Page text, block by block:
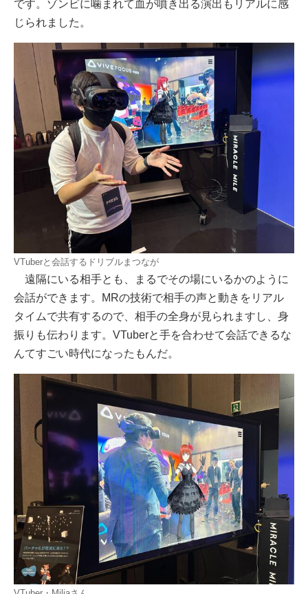
です。ゾンビに噛まれて血が噴き出る演出もリアルに感
じられました。
VTuberと会話するドリブルまつなが
遠隔にいる相手とも、まるでその場にいるかのように
会話ができます。MRの技術で相手の声と動きをリアル
タイムで共有するので、相手の全身が見られますし、身
振りも伝わります。VTuberと手を合わせて会話できるな
んてすごい時代になったもんだ。